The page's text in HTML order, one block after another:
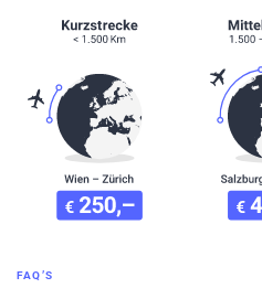
FAQ’S